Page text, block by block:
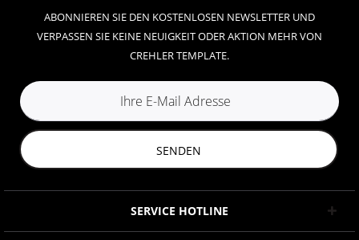
ABONNIEREN SIE DEN KOSTENLOSEN NEWSLETTER UND
VERPASSEN SIE KEINE NEUIGKEIT ODER AKTION MEHR VON
CREHLER TEMPLATE.
SENDEN
SERVICE HOTLINE